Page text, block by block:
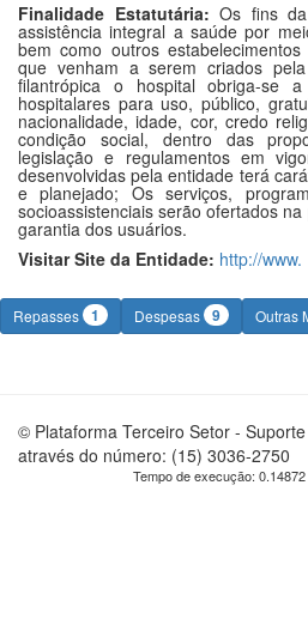
Finalidade Estatutária: Os fins
assistência integral a saúde por
bem como outros
que venham a serem criados
filantrópica o hospital obriga-se
hospitalares para uso, público,
nacionalidade, idade, cor, credo
condição social, dentro das
legislação e regulamentos em
desenvolvidas pela entidade terá
e planejado; Os serviços,
socioassistenciais serão ofertados
garantia dos usuários.
Visitar Site da Entidade: http://www.
Repasses 1 Despesas 9 Outras
© Plataforma Terceiro Setor -
através do número: (15) 3036-2750
Tempo de execução: